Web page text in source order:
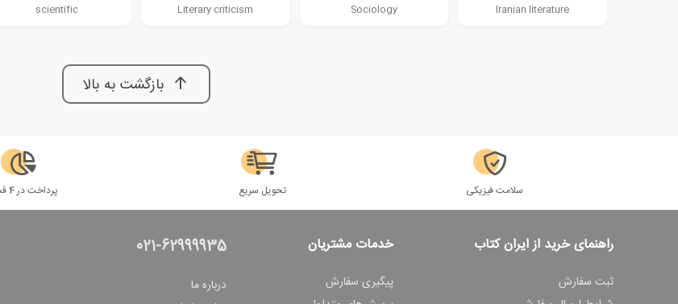
Iranian literature
Sociology
Literary criticism
scientific
بازگشت به بالا
سلامت فیزیکی تحویل سریع پرداخت در 4 قسط
راهنمای خرید از ایران کتاب
ثبت سفارش
خدمات مشتریان
پیگیری سفارش
021-62999935
درباره ما